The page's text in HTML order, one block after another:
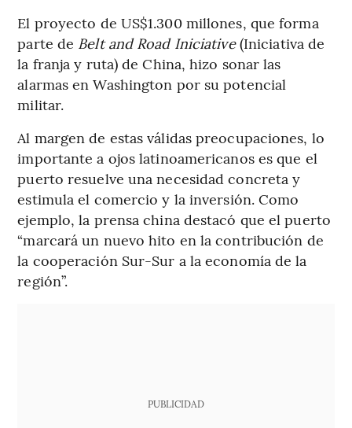
El proyecto de US$1.300 millones, que forma
parte de Belt and Road Iniciative(Iniciativa de
la franja y ruta) de China, hizo sonar las
alarmas en Washington por su potencial
militar.
Al margen de estas válidas preocupaciones, lo
importante a ojos latinoamericanos es que el
puerto resuelve una necesidad concreta y
estimula el comercio y la inversión. Como
ejemplo, la prensa china destacó que el puerto
“marcará un nuevo hito en la contribución de
la cooperación Sur-Sur a la economía de la
región”.
PUBLICIDAD